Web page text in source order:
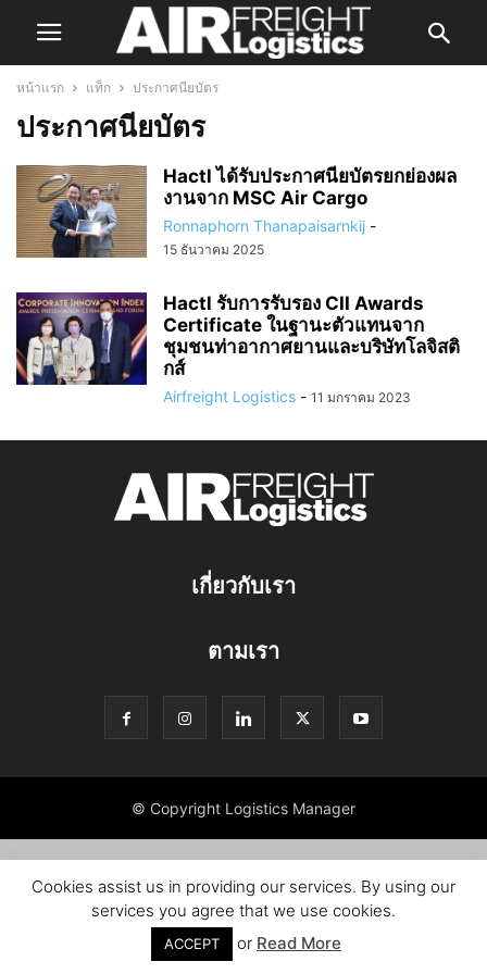
หน้าแรก แท็ก ประกาศนียบัตร
ประกาศนียบัตร
Hactl ได้รับประกาศนียบัตรยกย่องผล
งานจาก MSC Air Cargo
Ronnaphorn Thanapaisarnkij -
15 ธันวาคม 2025
Hactl รับการรับรอง CII Awards
Certificate ในฐานะตัวแทนจาก
ชุมชนท่าอากาศยานและบริษัทโลจิสติ
กส์
Airfreight Logistics - 11 มกราคม 2023
เกี่ยวกับเรา
ตามเรา
© Copyright Logistics Manager
Cookies assist us in providing our services. By using our
services you agree that we use cookies.
ACCEPT or Read More